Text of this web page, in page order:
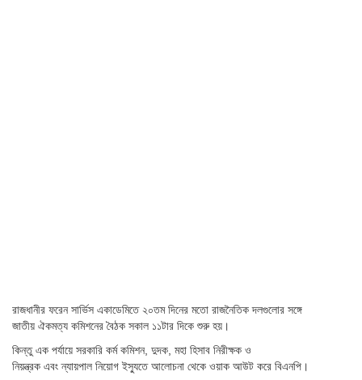
রাজধানীর ফরেন সার্ভিস একাডেমিতে ২০তম দিনের মতো রাজনৈতিক দলগুলোর সঙ্গে
জাতীয় ঐকমত্য কমিশনের বৈঠক সকাল ১১টার দিকে শুরু হয়।
কিন্তু এক পর্যায়ে সরকারি কর্ম কমিশন, দুদক, মহা হিসাব নিরীক্ষক ও
নিয়ন্ত্রক এবং ন্যায়পাল নিয়োগ ইস্যুতে আলোচনা থেকে ওয়াক আউট করে বিএনপি।